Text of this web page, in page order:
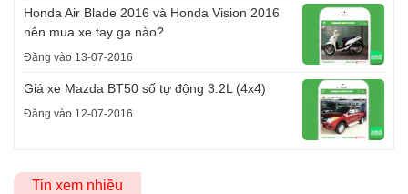
Honda Air Blade 2016 và Honda Vision 2016
nên mua xe tay ga nào?
Đăng vào 13-07-2016
Giá xe Mazda BT50 số tự động 3.2L (4x4)
Đăng vào 12-07-2016
Tin xem nhiều